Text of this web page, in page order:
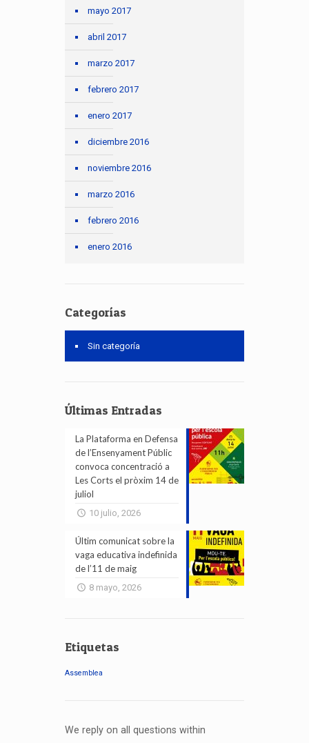
mayo 2017
abril 2017
marzo 2017
febrero 2017
enero 2017
diciembre 2016
noviembre 2016
marzo 2016
febrero 2016
enero 2016
Categorías
Sin categoría
Últimas Entradas
La Plataforma en Defensa
de l’Ensenyament Públic
convoca concentració a
Les Corts el pròxim 14 de
juliol
10 julio, 2026
Últim comunicat sobre la
vaga educativa indefinida
de l’11 de maig
8 mayo, 2026
Etiquetas
Assemblea
We reply on all questions within